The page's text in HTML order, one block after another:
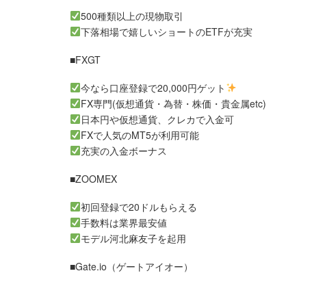
500種類以上の現物取引
下落相場で嬉しいショートのETFが充実
■FXGT
今なら口座登録で20,000円ゲット
FX専門(仮想通貨・為替・株価・貴金属etc)
日本円や仮想通貨、クレカで入金可
FXで人気のMT5が利用可能
充実の入金ボーナス
■ZOOMEX
初回登録で20ドルもらえる
手数料は業界最安値
モデル河北麻友子を起用
■Gate.io（ゲートアイオー）